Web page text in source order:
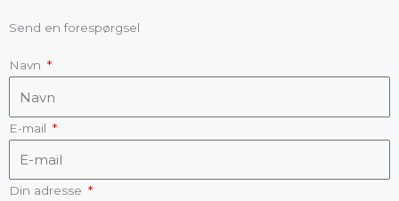
Send en forespørgsel
Navn
E-mail
Din adresse